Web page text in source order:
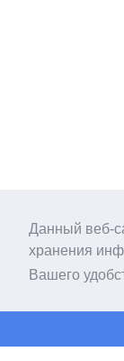
Данный веб-
хранения
Вашего